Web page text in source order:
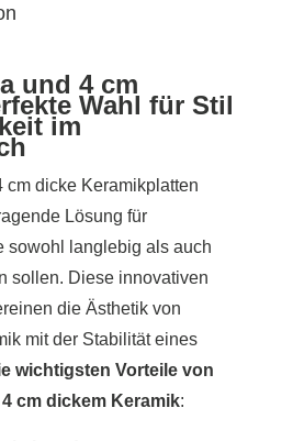
und 4 cm
Wahl für Stil
im
cm dicke Keramikplatten
Lösung für
sowohl langlebig als auch
sollen. Diese innovativen
die Ästhetik von
mit der Stabilität eines
wichtigsten Vorteile von
cm dickem Keramik: